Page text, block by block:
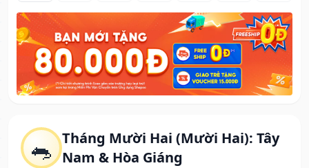
🐀 Tháng Mười Hai (Mười Hai): Tây
Nam & Hòa Giáng